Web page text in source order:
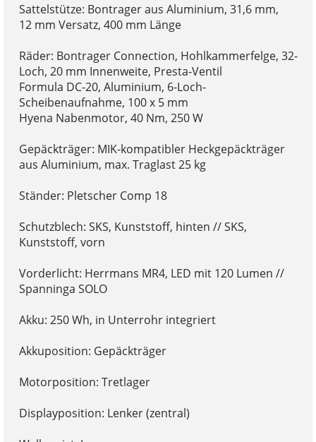
Sattelstütze: Bontrager aus Aluminium, 31,6 mm,
12 mm Versatz, 400 mm Länge
Räder: Bontrager Connection, Hohlkammerfelge, 32-
Loch, 20 mm Innenweite, Presta-Ventil
Formula DC-20, Aluminium, 6-Loch-
Scheibenaufnahme, 100 x 5 mm
Hyena Nabenmotor, 40 Nm, 250 W
Gepäckträger: MIK-kompatibler Heckgepäckträger
aus Aluminium, max. Traglast 25 kg
Ständer: Pletscher Comp 18
Schutzblech: SKS, Kunststoff, hinten // SKS,
Kunststoff, vorn
Vorderlicht: Herrmans MR4, LED mit 120 Lumen //
Spanninga SOLO
Akku: 250 Wh, in Unterrohr integriert
Akkuposition: Gepäckträger
Motorposition: Tretlager
Displayposition: Lenker (zentral)